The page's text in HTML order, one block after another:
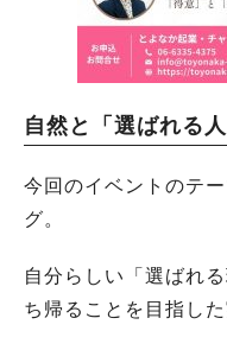
自然と「選ばれる
今回のイベントのテ
グ。
自分らしい「選ばれ
ち帰ることを目指し